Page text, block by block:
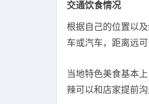
交通饮食情况
根据自己的位置以
车或汽车，距离远
当地特色美食基本
辣可以和店家提前沟